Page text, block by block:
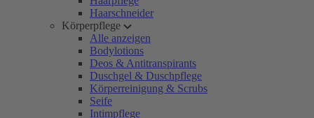
Haarschneider
Körperpflege
Alle anzeigen
Bodylotions
Deos & Antitranspirants
Duschgel & Duschpflege
Körperreinigung & Scrubs
Seife
Intimpflege